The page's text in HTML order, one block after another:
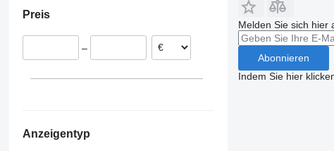
Vereinigtes Königreich
Italien
Preis
–
Anzeigentyp
Melden Sie sich hier
Abonnieren
Indem Sie hier